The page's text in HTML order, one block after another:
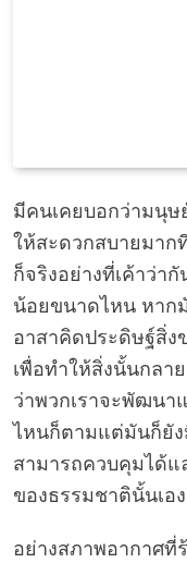
มีคนเคยบอกว่ามนุ
ให้สะดวกสบายมาก
ก็จริงอย่างที่เค้าว่ากั
น้อยขนาดไหน หาก
อาสาคิดประดิษฐ์สิ่ง
เพื่อทำให้สิ่งนั้นกลา
ว่าพวกเราจะพัฒนา
ไหนก็ตามแต่มันก็ยัง
สามารถควบคุมได้แ
ของธรรมชาตินั้นเอง
อย่างสภาพอากาศที่